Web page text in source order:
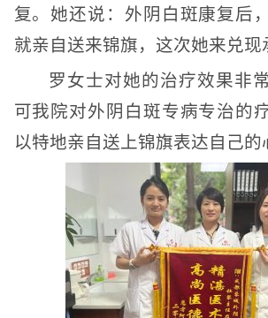
复。她还说：外阴白斑康复后
就亲自送来锦旗，这次她来兑现
罗女士对她的治疗效果非
可我院对外阴白斑专病专治的
以特地亲自送上锦旗表达自己的